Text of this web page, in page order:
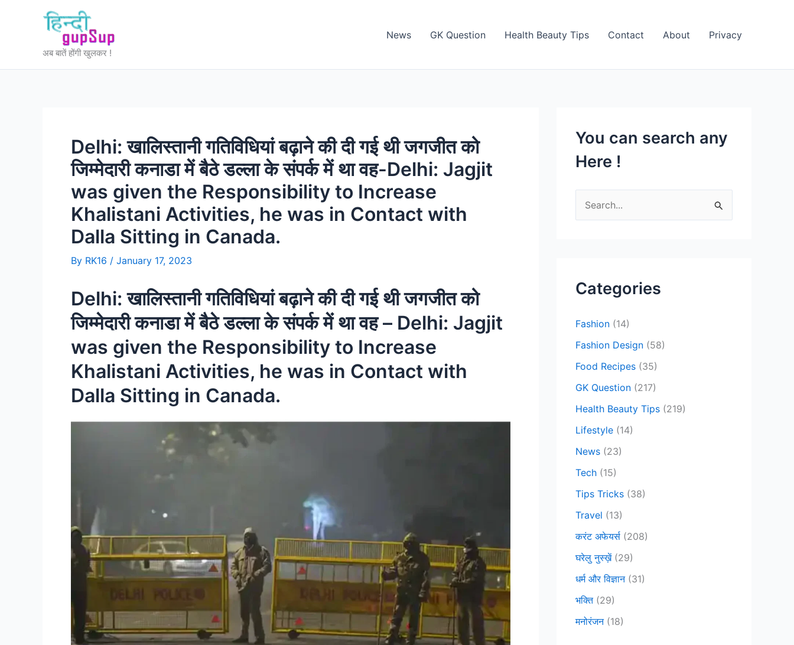
अब बातें होंगी खुलकर !
News GK Question Health Beauty Tips Contact About Privacy
Delhi: खालिस्तानी गतिविधियां बढ़ाने की दी गई थी जगजीत को
जिम्मेदारी कनाडा में बैठे डल्ला के संपर्क में था वह-Delhi: Jagjit
was given the Responsibility to Increase
Khalistani Activities, he was in Contact with
Dalla Sitting in Canada.
By RK16 / January 17, 2023
Delhi: खालिस्तानी गतिविधियां बढ़ाने की दी गई थी जगजीत को
जिम्मेदारी कनाडा में बैठे डल्ला के संपर्क में था वह – Delhi: Jagjit
was given the Responsibility to Increase
Khalistani Activities, he was in Contact with
Dalla Sitting in Canada.
You can search any
Here !
e
h
o
r
:
Categories
Fashion (14)
Fashion Design (58)
Food Recipes (35)
GK Question (217)
Health Beauty Tips (219)
Lifestyle (14)
News (23)
Tech (15)
Tips Tricks (38)
Travel (13)
करंट अफेयर्स (208)
घरेलु नुस्ख़ें(29)
धर्म और विज्ञान(31)
भक्ति(29)
मनोरंजन(18)